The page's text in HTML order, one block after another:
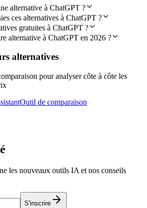
alternative à ChatGPT ?
ces alternatives à ChatGPT ?
gratuites à ChatGPT ?
alternative à ChatGPT en 2026 ?
alternatives
pour analyser côte à côte les
Outil de comparaison
les nouveaux outils IA et nos conseils
S'inscrire